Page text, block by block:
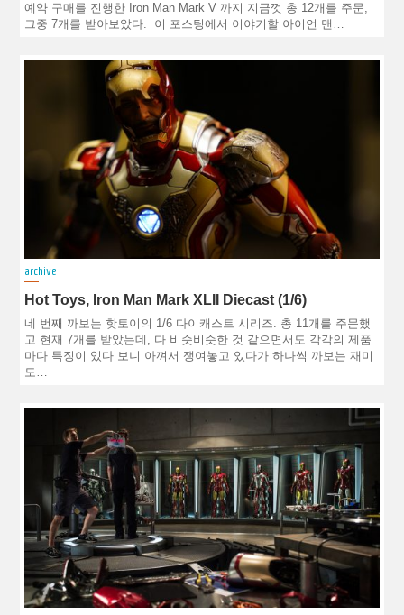
예약 구매를 진행한 Iron Man Mark V 까지 지금껏 총 12개를 주문,
그중 7개를 받아보았다. 이 포스팅에서 이야기할 아이언 맨…
archive
Hot Toys, Iron Man Mark XLII Diecast (1/6)
네 번째 까보는 핫토이의 1/6 다이캐스트 시리즈. 총 11개를 주문했
고 현재 7개를 받았는데, 다 비슷비슷한 것 같으면서도 각각의 제품
마다 특징이 있다 보니 아껴서 쟁여놓고 있다가 하나씩 까보는 재미
도…